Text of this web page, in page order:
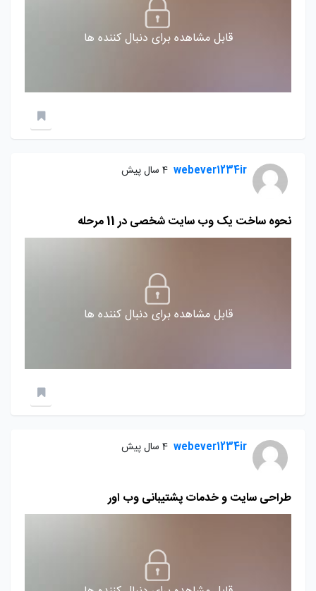
قابل مشاهده برای دنبال کننده ها
webever1234ir 4 سال پیش
نحوه ساخت یک وب سایت شخصی در 11 مرحله
قابل مشاهده برای دنبال کننده ها
webever1234ir 4 سال پیش
طراحی سایت و خدمات پشتیبانی وب اور